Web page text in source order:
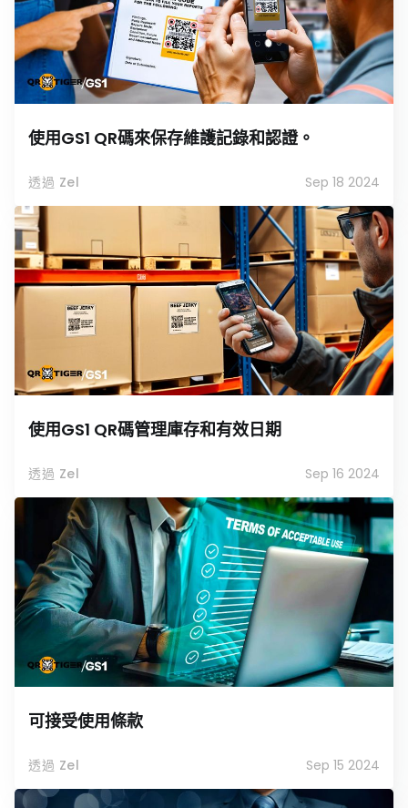
使用GS1 QR碼來保存維護記錄和認證。
透過 Zel Sep 18 2024
使用GS1 QR碼管理庫存和有效日期
透過 Zel Sep 16 2024
可接受使用條款
透過 Zel Sep 15 2024